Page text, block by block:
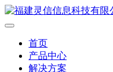
首页
产品中心
解决方案